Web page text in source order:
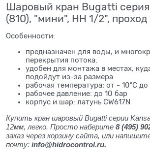
Шаровый кран Bugatti
(810), "мини", НН 1/2", проход
Особенности:
предназначен для воды, и
перекрытия потока.
удобен для монтажа в местах,
подойдут из-за размера
рабочая температура: от - 10ºС до
рабочее давление: до 10 бар
корпус и шар: латунь CW617N
Купить кран шаровый Bugatti серии
12мм, легко. Просто наберите 8 (495)
заказ через корзину сайта, или
почту: info@hidrocontrol.ru.